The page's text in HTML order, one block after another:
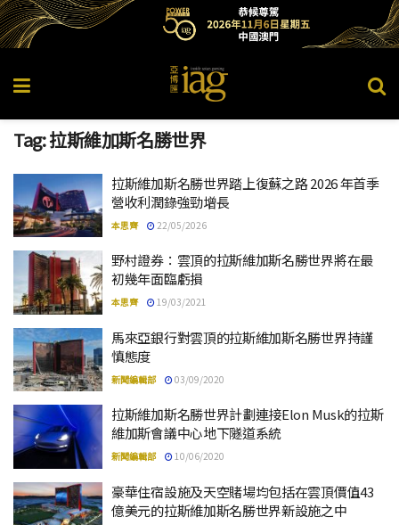
Tag:拉斯維加斯名勝世界
拉斯維加斯名勝世界踏上復蘇之路 2026 年首季
營收利潤錄強勁增長
本思齊 22/05/2026
野村證券：雲頂的拉斯維加斯名勝世界將在最
初幾年面臨虧損
本思齊 19/03/2021
馬來亞銀行對雲頂的拉斯維加斯名勝世界持謹
慎態度
新聞編輯部 03/09/2020
拉斯維加斯名勝世界計劃連接Elon Musk的拉斯
維加斯會議中心地下隧道系統
新聞編輯部 10/06/2020
豪華住宿設施及天空賭場均包括在雲頂價值43
億美元的拉斯維加斯名勝世界新設施之中